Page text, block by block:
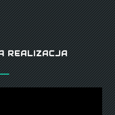
REALIZACJA